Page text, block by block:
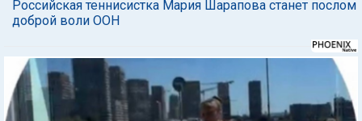
Российская теннисистка Мария Шарапова станет послом
доброй воли ООН